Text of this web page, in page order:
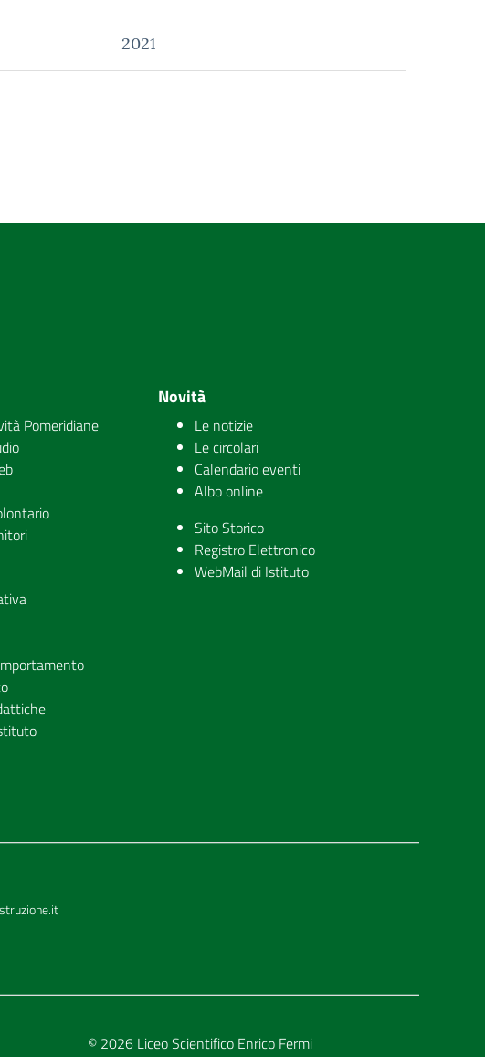
2021
Pomeridiane
Novità
Le notizie
Le circolari
Calendario eventi
Albo online
Sito Storico
Registro Elettronico
WebMail di Istituto
© 2026 Liceo Scientifico Enrico Fermi